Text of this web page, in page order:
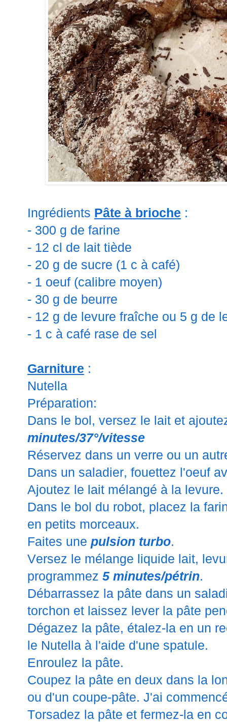
Ingrédients Pâte à brioche :
- 300 g de farine
- 12 cl de lait tiède
- 20 g de sucre (1 c à café)
- 1 oeuf (calibre moyen)
- 30 g de beurre
- 12 g de levure fraîche ou 5 g de
- 1 c à café rase de sel
Garniture :
Nutella
Préparation:
Dans le bol, versez le lait et
minutes/37°/vitesse
Réservez dans un verre ou un
Dans un saladier, fouettez l'oeuf
Ajoutez le lait mélangé à la levure.
Dans le bol du robot, placez la
en petits morceaux.
Faites une pulsion turbo.
Versez le mélange liquide lait,
programmez 5 minutes/pétrin.
Débarrassez la pâte dans un
torchon et laissez lever la pâte
Dégazez la pâte, étalez-la en un
le Nutella à l'aide d'une spatule.
Enroulez la pâte.
Coupez la pâte en deux dans la
ou d'un coupe-pâte. J'ai
Torsadez la pâte et fermez-la en